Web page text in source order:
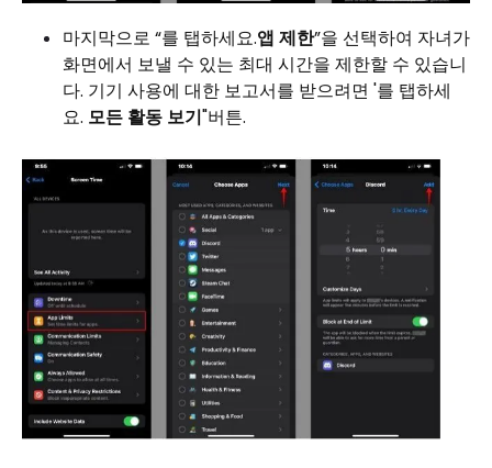
마지막으로 “를 탭하세요.앱 제한”을 선택하여 자녀가
화면에서 보낼 수 있는 최대 시간을 제한할 수 있습니
다. 기기 사용에 대한 보고서를 받으려면 '를 탭하세
요. 모든 활동 보기"버튼.